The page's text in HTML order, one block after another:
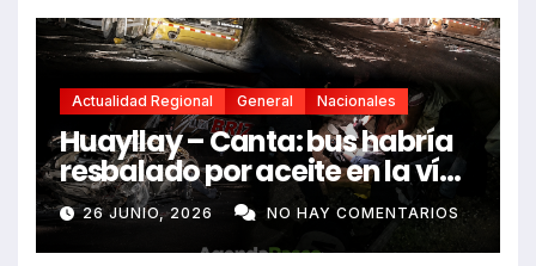
Actualidad Regional General Nacionales
Huayllay – Canta: bus habría
resbalado por aceite en la vía
e impactó auto siniestrado
dejando dos fallecidos
26 JUNIO, 2026 NO HAY COMENTARIOS